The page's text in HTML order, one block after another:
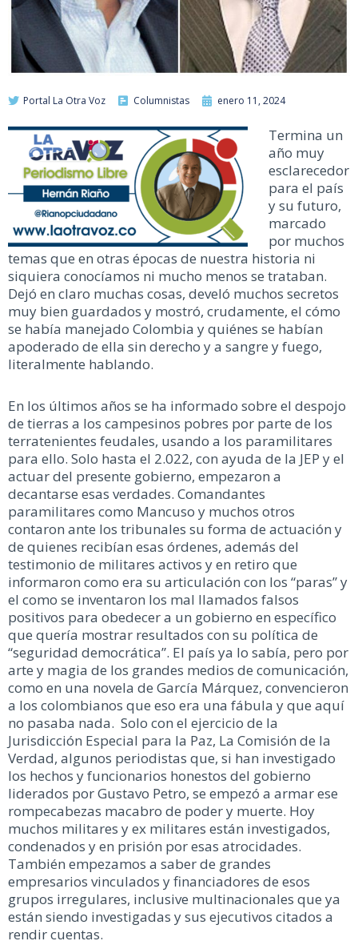
Portal La Otra Voz Columnistas enero 11, 2024
Termina un
año muy
esclarecedor
para el país
y su futuro,
marcado
por muchos
temas que en otras épocas de nuestra historia ni
siquiera conocíamos ni mucho menos se trataban.
Dejó en claro muchas cosas, develó muchos secretos
muy bien guardados y mostró, crudamente, el cómo
se había manejado Colombia y quiénes se habían
apoderado de ella sin derecho y a sangre y fuego,
literalmente hablando.
En los últimos años se ha informado sobre el despojo
de tierras a los campesinos pobres por parte de los
terratenientes feudales, usando a los paramilitares
para ello. Solo hasta el 2.022, con ayuda de la JEP y el
actuar del presente gobierno, empezaron a
decantarse esas verdades. Comandantes
paramilitares como Mancuso y muchos otros
contaron ante los tribunales su forma de actuación y
de quienes recibían esas órdenes, además del
testimonio de militares activos y en retiro que
informaron como era su articulación con los “paras” y
el como se inventaron los mal llamados falsos
positivos para obedecer a un gobierno en específico
que quería mostrar resultados con su política de
“seguridad democrática”. El país ya lo sabía, pero por
arte y magia de los grandes medios de comunicación,
como en una novela de García Márquez, convencieron
a los colombianos que eso era una fábula y que aquí
no pasaba nada. Solo con el ejercicio de la
Jurisdicción Especial para la Paz, La Comisión de la
Verdad, algunos periodistas que, si han investigado
los hechos y funcionarios honestos del gobierno
liderados por Gustavo Petro, se empezó a armar ese
rompecabezas macabro de poder y muerte. Hoy
muchos militares y ex militares están investigados,
condenados y en prisión por esas atrocidades.
También empezamos a saber de grandes
empresarios vinculados y financiadores de esos
grupos irregulares, inclusive multinacionales que ya
están siendo investigadas y sus ejecutivos citados a
rendir cuentas.